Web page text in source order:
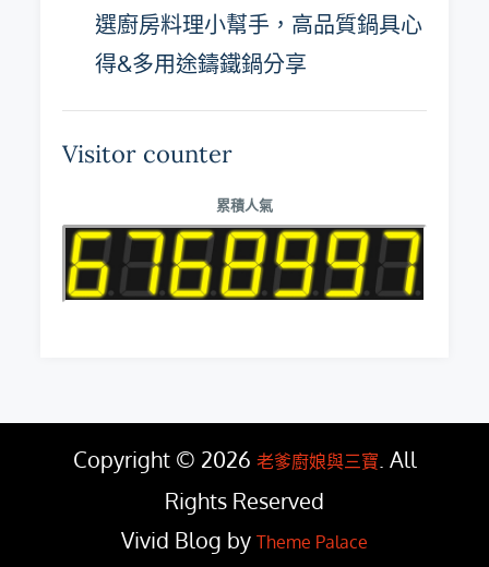
選廚房料理小幫手，高品質鍋具心
得&多用途鑄鐵鍋分享
Visitor counter
累積人氣
Copyright © 2026 老爹廚娘與三寶. All
Rights Reserved
Vivid Blog by Theme Palace